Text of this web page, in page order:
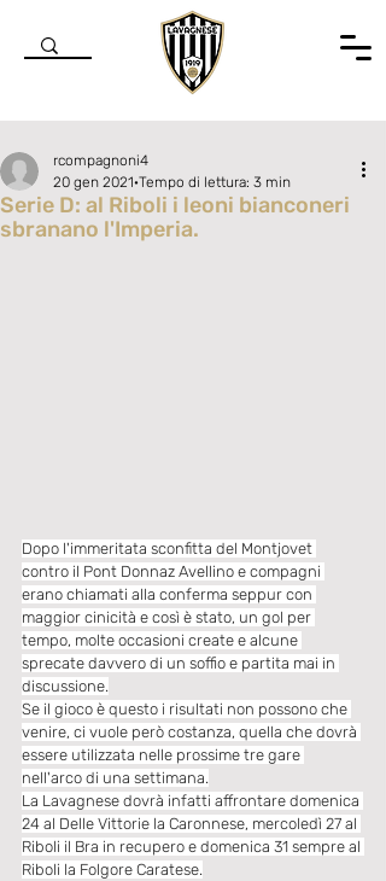
Serie D: al Riboli i leoni bianconeri
sbranano l'Imperia.
rcompagnoni4
20 gen 2021 Tempo di lettura: 3 min
Dopo l'immeritata sconfitta del Montjovet
contro il Pont Donnaz Avellino e compagni
erano chiamati alla conferma seppur con
maggior cinicità e così è stato, un gol per
tempo, molte occasioni create e alcune
sprecate davvero di un soffio e partita mai in
discussione.
Se il gioco è questo i risultati non possono che
venire, ci vuole però costanza, quella che dovrà
essere utilizzata nelle prossime tre gare
nell'arco di una settimana.
La Lavagnese dovrà infatti affrontare domenica
24 al Delle Vittorie la Caronnese, mercoledì 27 al
Riboli il Bra in recupero e domenica 31 sempre al
Riboli la Folgore Caratese.